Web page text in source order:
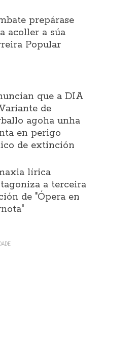
prepárase
acoller a súa
Popular
que a DIA
de
agoha unha
en perigo
de extinción
lírica
a terceira
de "Ópera en